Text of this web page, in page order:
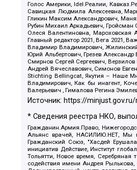
Голос Америки, Idel.Реалии,
Савицкая Людмила Алексеевна,
Гликин Максим Александрович,
Рубин Михаил Аркадьевич, Гройсман
Олеся Валентиновна, Мароховская
Главный редактор 2021, Вега 2021,
Владимир Владимирович, Жилинский
Юрий Альбертович, Грезев
Смирнов Сергей Сергеевич,
Андрей Вячеславович, Симонов
Stichting Bellingcat, Якутия – Наше
Владимирович, Как бы инагент,
Валерьевич , Гималова Регина
Источник: https://
* Сведения реестра НКО,
Гражданин.Армия.Право,
Альянс врачей, НАСИЛИЮ.НЕТ, Мы
Гражданский Союз, "Хасдей
инициатив Действие, Институт
Тольятти, Новое время, Серебряная
содействия имени Андрея